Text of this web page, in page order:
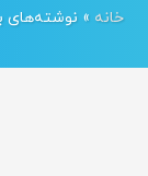
خانه » نوشته‌های